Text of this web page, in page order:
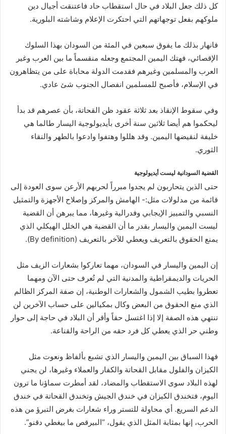
كل ذلك جعل البلاد في حال استقطاب حاد فاعتنقت أجيال دين
ملوكهم بفعل توجهاتهم التي احتكرت الإعلام وشاشته البلورية.
فانهار بذلك ما يفوق سبعين في المئة من السودان بهذا السلوك
الإقصائي، فهتك اليمين المجتمع وجعله منقسماً ما بين العرب وغير
العرب والمسلمين وغيرهم فقدمت الدولة محاباة على من يتظاهرون
في الإسلام، فأصبح للمسلمين انفصال الجنوب شئ عادي.
وفي سقوط الإنقاذ بعد ثلاثة عقود ظن القحاتة، بأن عصرهم قد بدأ
ليحكموا هم أيضا ثلاثين سنة أخرى بأيديولوجية اليسار طالما هي
خليفة لنقيضها اليمين. وقد هللوا وهتفوا وادعوا بالطهر والنقاء
الثوري.
القضية السودانية ليست أيديولوجية
حتى الذين يتحاربون لم يجدوا مبرراً لحربهم الأرعن سوى العودة إلى
قائمة من مدلولات مثل:- الهامش والمركز وإصلاح الأجهزة والتمثيل
النسبي والتمييز الإيجابي وفدرالية وغيرها، مما يبرهن أن القضية
ليست اليمين واليسار بقدر ما أن القضية هي الخلل الهيكلي الذي
يمنع الحقوق بالتعريف ويعطي للآخر بالتعريف (By definition).
إن اليمين واليسار في السودان، مهما تعاركوا بشعارات الزيف مثل
الحريات والديمقراطية والمدنية التي لم تُعرف حتى الآن ومهما
تعطروا بطيب الشمول والشعارات الوطنية، إن صفة المركز الظالم
الذي منع الحقوق من البعض وكال بمكيالين على حساب الآخرين لن
تنتهي هذه الصفة إلا إذا اغتسل حقاً وأقر أن البلاد في حاجة إلى حوار
وطني حر الذي يعطي كل فرد حقه من الراحة والقناعة.
فهذا السباق بين اليمين واليسار الذي تشبع بألفاظ ونعوت مثل
الكيزان والفلول مقابل القحاتة والكفار والعملاء وغيرها، لن يجني
لهذه البلاد سوى الاستقطاب والمضاد، لقد أمطرت سماؤنا ما ترون
اليوم، فتخندق الكيزان في خندق الجيش وتخندق القحاتة في خندق
الدعم السريع. أي محاولة للتستر وراء شعارات بغرض التبرؤ من هذه
الحرب، إنها بمثابة المثل الذي يقول، “البيرقص ما بيغطي دقنو”.